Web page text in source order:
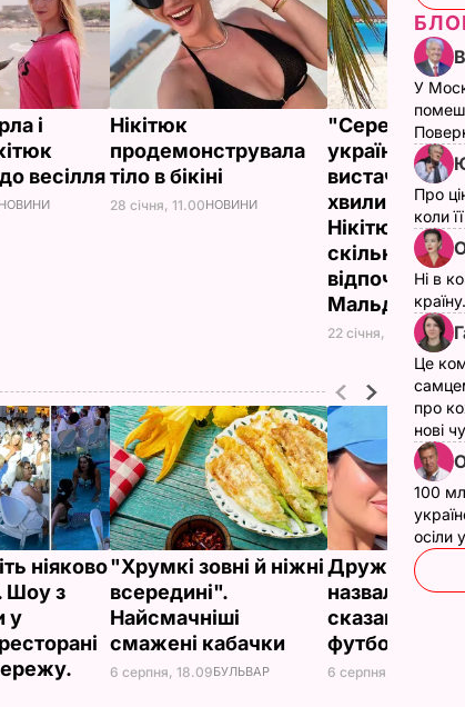
і
весілля
НОВИНИ
Нікітюк
продемонструвала
тіло в бікіні
28 січня, 11.00НОВИНИ
українцю
вистачить на
хвилин і 35
Нікітюк
скільки
відпочинок
Мальдівах
22 січня, 17.50
ніяково
Шоу з
у
"Хрумкі зовні й ніжні
всередині".
Найсмачніші
смажені кабачки
6 серпня, 18.09БУЛЬВАР
Дружину
назвали
сказав її
футболіст
6 серпня, 18.05
У
Про
коли
Ні в
Це
про
нові
100
осіли